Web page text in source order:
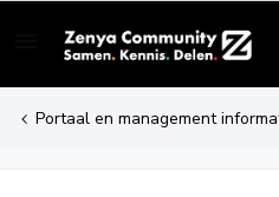
Portaal en management